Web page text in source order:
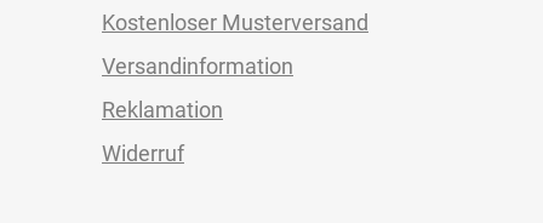
Kostenloser Musterversand
Versandinformation
Reklamation
Widerruf